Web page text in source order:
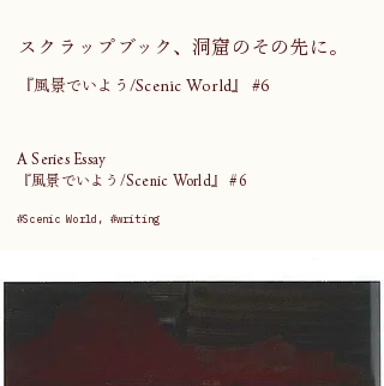
スクラップブック、洞窟のその先に。
『風景でいよう/Scenic World』 #6
A Series Essay
『風景でいよう/Scenic World』 #6
#Scenic World, #writing